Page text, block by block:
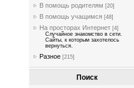
В помощь родителям [20]
В помощь учащимся [48]
На просторах Интернет [4]
Случайное знакомство в сети.
Сайты, к которым захотелось
вернуться.
Разное [215]
Поиск